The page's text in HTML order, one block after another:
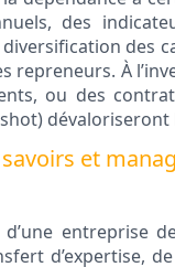
des
des
repreneurs. À
ou des
dévaloriseront
et
entreprise
d’expertise,